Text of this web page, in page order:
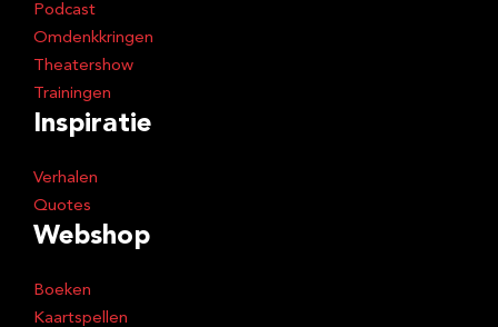
Podcast
Omdenkkringen
Theatershow
Trainingen
Inspiratie
Verhalen
Quotes
Webshop
Boeken
Kaartspellen